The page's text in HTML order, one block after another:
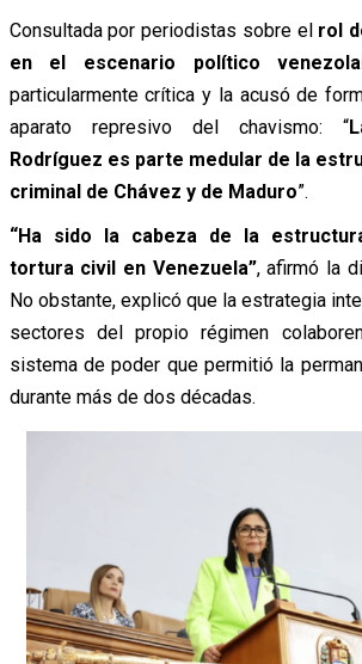
Consultada por periodistas sobre el rol
en el escenario político
particularmente crítica y la acusó de
aparato represivo del chavismo:“
Rodríguez es parte medular de la
criminal de Chávez y de Maduro”.
“Ha sido la cabeza de la
tortura civil en Venezuela”, afirmó la
No obstante, explicó que la estrategia
sectores del propio régimen
sistema de poder que permitió la
durante más de dos décadas.